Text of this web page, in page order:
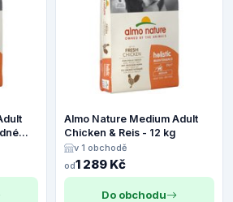
Almo Nature Medium Adult
Chicken & Reis - 12 kg
v 1 obchodě
od1 289 Kč
Do obchodu